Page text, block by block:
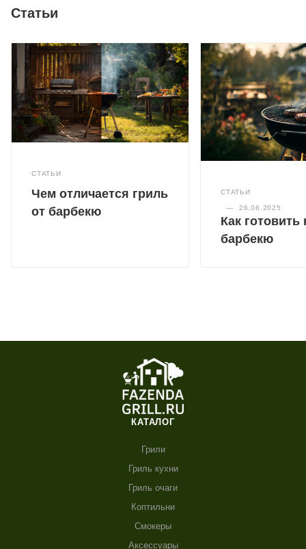
Статьи
СТАТЬИ
Чем отличается гриль
от барбекю
СТАТЬИ
— 26.06.2025
Как готовить
барбекю
КАТАЛОГ
Грили
Гриль кухни
Гриль очаги
Коптильни
Смокеры
Аксессуары